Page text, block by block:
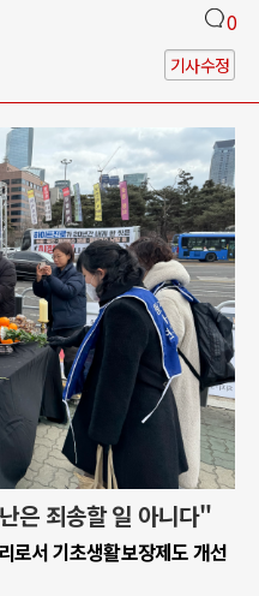
0
기사수정
은 죄송할 일 아니다"
로서 기초생활보장제도 개선